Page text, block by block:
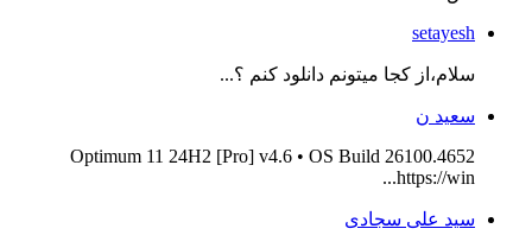
setayesh
سلام،از کجا میتونم دانلود کنم ؟...
سعید ن
Optimum 11 24H2 [Pro] v4.6 • OS Build 26100.4652
https://win...
سید علی سجادی